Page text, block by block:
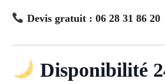
Devis gratuit : 06 28 31 86 20
Disponibilité